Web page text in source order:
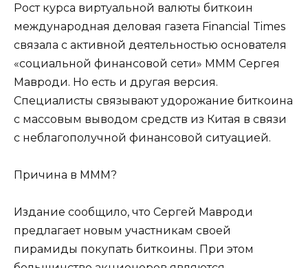
Рост курса виртуальной валюты биткоин
международная деловая газета Financial Times
связала с активной деятельностью основателя
«социальной финансовой сети» МММ Сергея
Мавроди. Но есть и другая версия.
Специалисты связывают удорожание биткоина
с массовым выводом средств из Китая в связи
с неблагополучной финансовой ситуацией.
Причина в МММ?
Издание сообщило, что Сергей Мавроди
предлагает новым участникам своей
пирамиды покупать биткоины. При этом